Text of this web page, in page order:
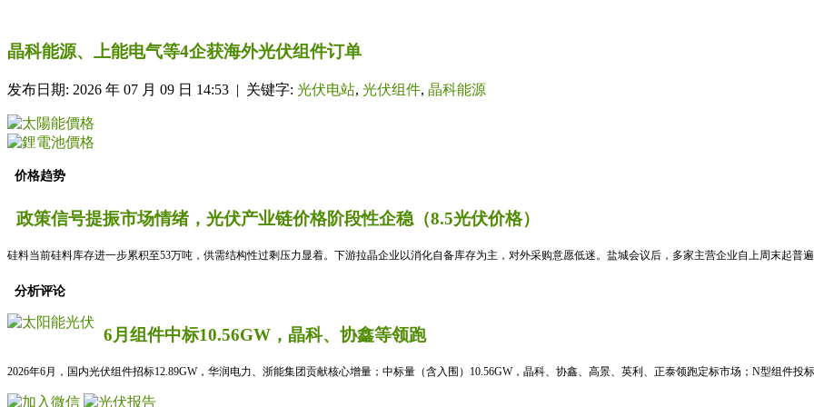
晶科能源、上能电气等4企获海外光伏组件订单
发布日期: 2026 年 07 月 09 日 14:53 | 关键字: 光伏电站, 光伏组件, 晶科能源
价格趋势
政策信号提振市场情绪，光伏产业链价格阶段性企稳（8.5光伏价格）
硅料当前硅料库存进一步累积至53万吨，供需结构性过剩压力显着。下游拉晶企业以消化自备库存为主，对外采购意愿低迷。盐城会议后，多家主营企业自上周末起普
分析评论
6月组件中标10.56GW，晶科、协鑫等领跑
2026年6月，国内光伏组件招标12.89GW，华润电力、浙能集团贡献核心增量；中标量（含入围）10.56GW，晶科、协鑫、高景、英利、正泰领跑定标市场；N型组件投